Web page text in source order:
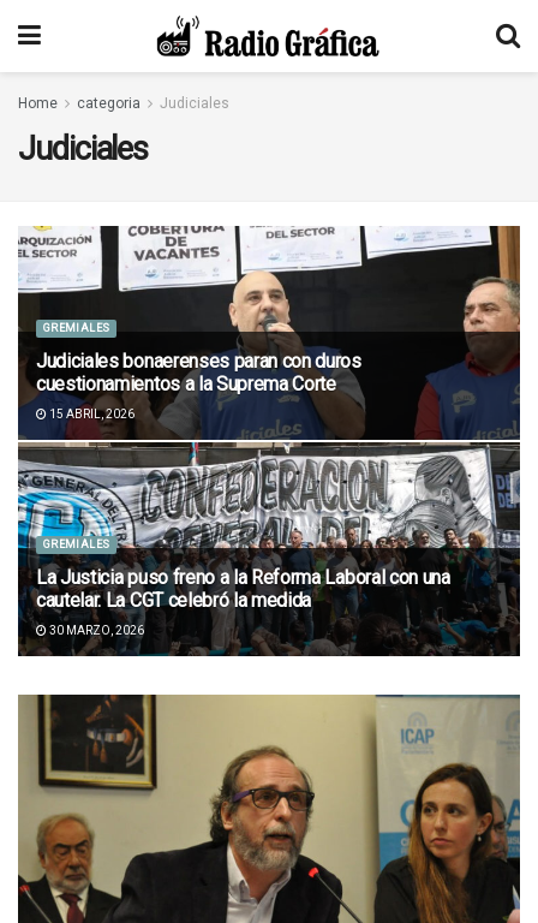
Home categoria Judiciales
Judiciales
GREMIALES
Judiciales bonaerenses paran con duros
cuestionamientos a la Suprema Corte
15 ABRIL, 2026
GREMIALES
La Justicia puso freno a la Reforma Laboral con una
cautelar. La CGT celebró la medida
30 MARZO, 2026